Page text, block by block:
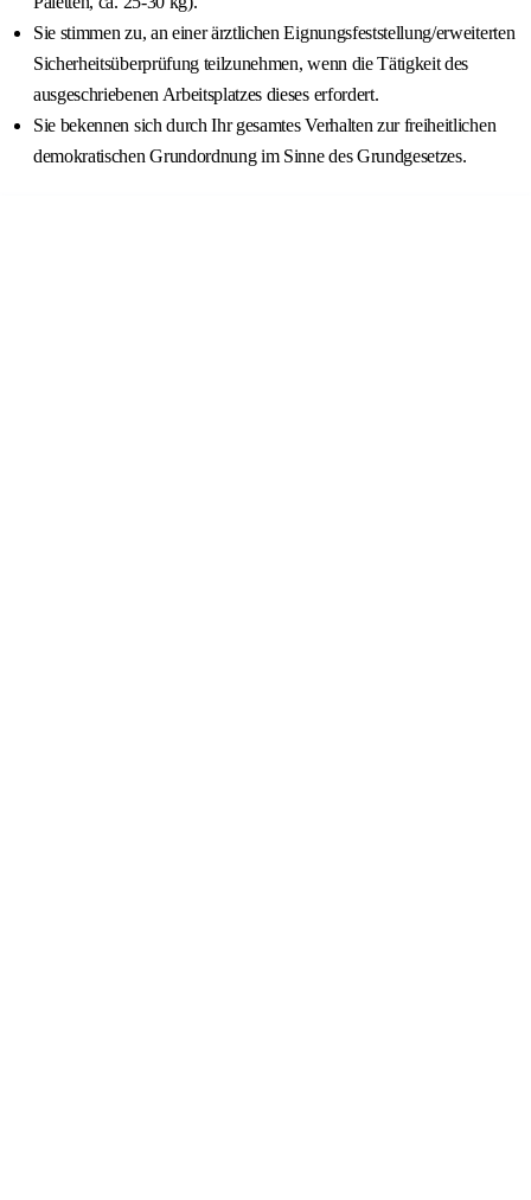
Sie stimmen zu, an einer ärztlichen Eignungsfeststellung/erweiterten
Sicherheitsüberprüfung teilzunehmen, wenn die Tätigkeit des
ausgeschriebenen Arbeitsplatzes dieses erfordert.
Sie bekennen sich durch Ihr gesamtes Verhalten zur freiheitlichen
demokratischen Grundordnung im Sinne des Grundgesetzes.